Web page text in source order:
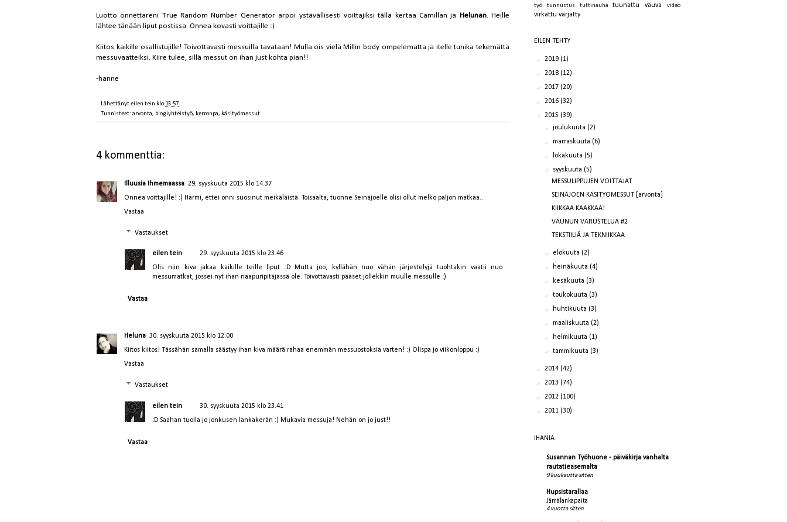
Luotto onnettareni True Random Number Generator arpoi ystävällisesti voittajiksi tällä kertaa Camillan ja Helunan. Heille
lähtee tänään liput postissa. Onnea kovasti voittajille :)
Kiitos kaikille osallistujille! Toivottavasti messuilla tavataan! Mulla ois vielä Millin body ompelematta ja itelle tunika tekemättä
messuvaatteiksi. Kiire tulee, sillä messut on ihan just kohta pian!!
-hanne
Lähettänyteilen tein klo 13.57
Tunnisteet: arvonta, blogiyhteistyö, kerronpa, käsityömessut
4 kommenttia:
Illuusia Ihmemaassa 29. syyskuuta 2015 klo 14.37
Onnea voittajille! :) Harmi, ettei onni suosinut meikäläistä. Toisaalta, tuonne Seinäjoelle olisi ollut melko paljon matkaa...
Vastaa
Vastaukset
eilen tein
29. syyskuuta 2015 klo 23.46
Olis niin kiva jakaa kaikille teille liput :D Mutta joo, kyllähän nuo vähän järjestelyjä tuohtakin vaatii nuo
messumatkat, jossei nyt ihan naapuripitäjässä ole. Toivottavasti pääset jollekkin muulle messulle :)
Vastaa
Heluna 30. syyskuuta 2015 klo 12.00
Kiitos kiitos! Tässähän samalla säästyy ihan kiva määrä rahaa enemmän messuostoksia varten! :) Olispa jo viikonloppu :)
Vastaa
Vastaukset
eilen tein
30. syyskuuta 2015 klo 23.41
:D Saahan tuolla jo jonkusen lankakerän :) Mukavia messuja! Nehän on jo just!!
Vastaa
työ
tunnustus tuttinauha tuunattu vauva video
virkattu värjätty
EILEN TEHTY
► 2019 (1)
► 2018 (12)
► 2017 (20)
► 2016 (32)
▼ 2015 (39)
►joulukuuta (2)
►marraskuuta (6)
► lokakuuta (5)
▼ syyskuuta (5)
MESSULIPPUJEN VOITTAJAT
SEINÄJOEN KÄSITYÖMESSUT [arvonta]
KIIKKAA KAAKKAA!
VAUNUN VARUSTELUA #2
TEKSTIILIÄ JA TEKNIIKKAA
► elokuuta (2)
► heinäkuuta (4)
► kesäkuuta (3)
►toukokuuta (3)
► huhtikuuta (3)
►maaliskuuta (2)
► helmikuuta (1)
►tammikuuta (3)
► 2014 (42)
► 2013 (74)
► 2012 (100)
► 2011 (30)
IHANIA
Susannan Työhuone - päiväkirja vanhalta
rautatieasemalta
9 kuukautta sitten
Hupsistarallaa
Jämälankapaita
4 vuotta sitten